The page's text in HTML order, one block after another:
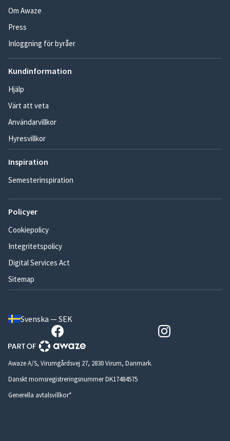
Om Awaze
Press
Inloggning för byråer
Kundinformation
Hjälp
Värt att veta
Användarvillkor
Hyresvillkor
Inspiration
Semesterinspiration
Policyer
Cookiepolicy
Integritetspolicy
Digital Services Act
Sitemap
Svenska — SEK
Awaze A/S, Virumgårdsvej 27, 2830 Virum, Danmark.
Danskt momsregistreringsnummer DK17484575
Generella avtalsvillkor*